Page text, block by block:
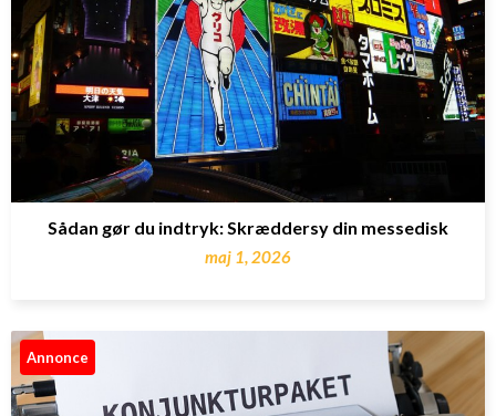
Sådan gør du indtryk: Skræddersy din messedisk
maj 1, 2026
Annonce